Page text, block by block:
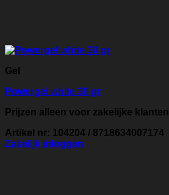
Gel
Powergel white 30 gr
Prijzen alleen voor zakelijke klanten
Artikel nr: 104204 / 8718634007174
Zakelijk inloggen